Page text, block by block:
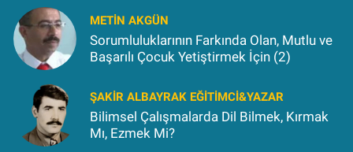
METIN AKGÜN
Sorumluluklarının Farkında Olan, Mutlu ve
Başarılı Çocuk Yetiştirmek İçin (2)
ŞAKIR ALBAYRAK EĞITIMCI&YAZAR
Bilimsel Çalışmalarda Dil Bilmek, Kırmak
Mı, Ezmek Mi?